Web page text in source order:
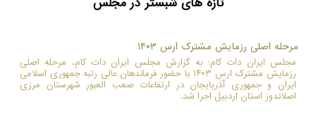
مرحله اصلی رزمایش مشترک ارس ۱۴۰۳
مجلس ایران دات کام: به گزارش مجلس ایران دات کام، مرحله اصلی
رزمایش مشترک ارس ۱۴۰۳ با حضور فرماندهان عالی رتبه جمهوری اسلامی
ایران و جمهوری آذربایجان در ارتفاعات صعب العبور شهرستان مرزی
اصلاندوز استان اردبیل اجرا شد.